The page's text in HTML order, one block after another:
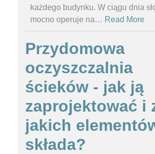
każdego budynku. W ciągu dnia
mocno operuje na… Read More
Przydomowa
oczyszczalnia
ścieków - jak ją
zaprojektować i
jakich
składa?